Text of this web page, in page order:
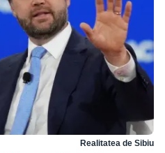
Realitatea de Sibiu